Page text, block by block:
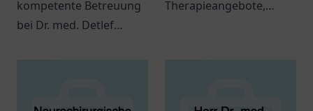
kompetente Betreuung
bei Dr. med. Detlef
mit persönlichem
Therapieangebote,